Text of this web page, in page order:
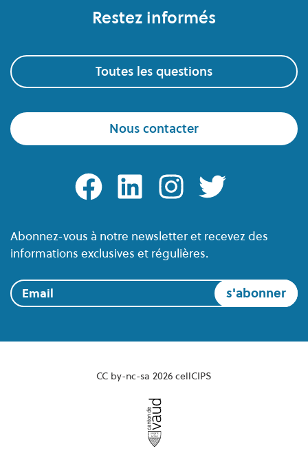
Restez informés
Toutes les questions
Nous contacter
facebooklinkedin instagramtwitter
Abonnez-vous à notre newsletter et recevez des
informations exclusives et régulières.
Email
CC by-nc-sa 2026 cellCIPS